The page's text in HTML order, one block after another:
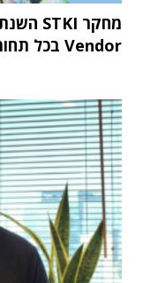
Vendor בכל תחומי שוק ה-IT